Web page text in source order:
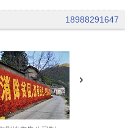
18988291647